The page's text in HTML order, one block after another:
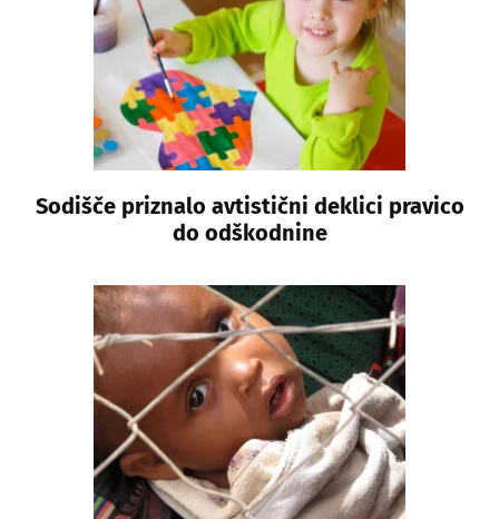
Sodišče priznalo avtistični deklici pravico
do odškodnine